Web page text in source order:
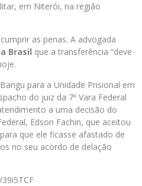
em Niterói, na região
as penas. A advogada
Brasil que a transferência “deve
para a Unidade Prisional em
do juiz da 7ª Vara Federal
a uma decisão do
Edson Fachin, que aceitou
que ele ficasse afastado de
no seu acordo de delação